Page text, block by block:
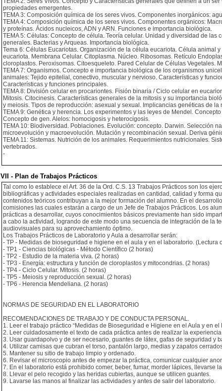
propiedades emergentes.
TEMA 3: Composición química de los seres vivos. Componentes inorgánicos:
TEMA 4: Composición química de los seres vivos. Componentes orgánicos:
y proteínas. Ácidos nucleicos, ADN y ARN. Funciones e importancia biológica.
TEMA 5: Células: Concepto de célula. Teoría celular. Unidad y diversidad de
generales. Bacterias y Arqueas. Importancia biológica.
Tema 6: Células Eucariotas. Organización de la célula eucariota. Célula animal
eucariota. Membrana Celular. Citoplasma. Núcleo. Ribosomas. Retículo
cloroplastos. Peroxisomas. Citoesqueleto. Pared Celular de Células Vegetales.
TEMA 7: Organismos. Concepto e importancia biológica de los organismos
animales: Tejido epitelial, conectivo, muscular y nervioso. Características y
Características y funciones principales.
TEMA 8: División celular en procariontes. Fisión binaria / Ciclo celular en
Mitosis. Citocinesis. Características generales de la mitosis y su importancia
y meiosis. Tipos de reproducción: asexual y sexual. Implicancias genéticas de
TEMA 9: Genética y herencia. Los experimentos y las leyes de Mendel.
Concepto de gen. Alelos: homocigosis y heterocigosis.
TEMA 10: Biodiversidad. Poblaciones. Evolución: concepto. Darwin. Selección
microevolución y macroevolución. Mutación y recombinación sexual. Deriva
TEMA 11: Sistemas. Nutrición de los animales. Requerimientos nutricionales.
vertebrados.
-
VII - Plan de Trabajos Prácticos
Tal como lo establece el Art. 36 de la Ord. C.S. 13 Trabajos Prácticos son los
bibliográficas y actividades especiales realizadas en cantidad, calidad y forma
contenidos teóricos contribuyan a la mejor formación del alumno. En el
comisiones las cuales estarán a cargo de un Jefe de Trabajos Prácticos. Los
prácticas a desarrollar, cuyos conocimientos básicos previamente han sido
a cabo la actividad, logrando de este modo una secuencia de integración de la
audiovisuales para su aprovechamiento óptimo.
Los Trabajos Prácticos de Laboratorio y Aula a desarrollar serán:
- TP - Medidas de bioseguridad e higiene en el aula y en el laboratorio. (Lectura
- TP1 - Ciencias biológicas - Método Científico (2 horas)
- TP2 - Estudio de la materia viva. (2 horas)
- TP3 - Energía: estructura y función de cloroplastos y mitocondrias. (2 horas)
- TP4 - Ciclo Celular. Mitosis. (2 horas)
- TP5 - Meiosis y reproducción sexual. (2 horas)
- TP6 - Herencia Mendeliana. (2 horas)
NORMAS DE SEGURIDAD EN EL LABORATORIO
RECOMENDACIONES DE TRABAJO Y DE CONDUCTA PERSONAL.
1. Leer el trabajo práctico “Medidas de Bioseguridad e Higiene en el Aula y en
2. Leer cuidadosamente el texto de cada práctica antes de realizar la
3. Usar guardapolvo y de ser necesario, guantes de látex, gafas de seguridad y
4. Utilizar camisas que cubran el torso, pantalón largo, medias y zapatos
5. Mantener su sitio de trabajo limpio y ordenado.
6. Revisar el microscopio antes de empezar la práctica, comunicar cualquier
7. En el laboratorio está prohibido comer, beber, fumar, morder lápices, llevarse
8. Llevar el pelo recogido y las heridas cubiertas, aunque se utilicen guantes.
9. Lavarse las manos al finalizar las actividades y antes de salir del laboratorio.